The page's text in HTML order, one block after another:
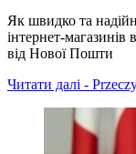
Як швидко та
інтернет-магазинів
від Нової Пошти
Читати далі -